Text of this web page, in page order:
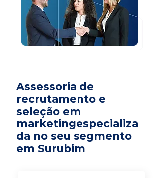
Assessoria de
recrutamento e
seleção em
marketingespecializa
da no seu segmento
em Surubim